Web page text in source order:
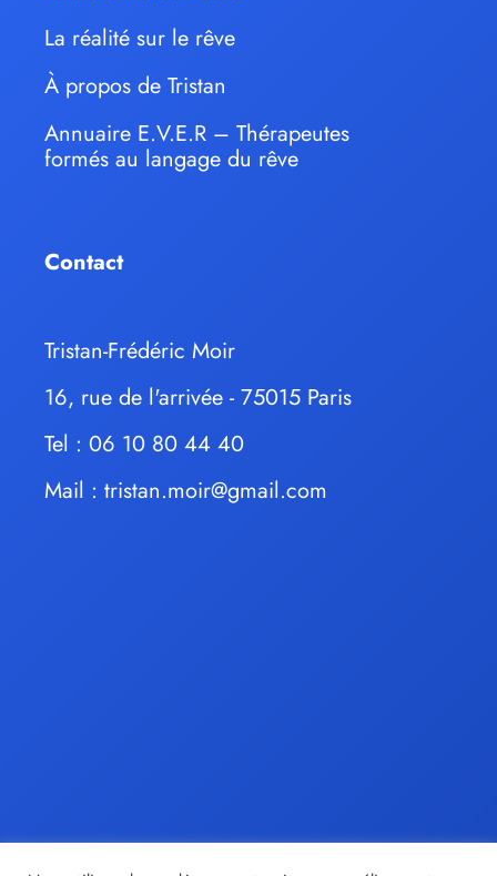
La réalité sur le rêve
À propos de Tristan
Annuaire E.V.E.R – Thérapeutes
formés au langage du rêve
Contact
Tristan-Frédéric Moir
16, rue de l'arrivée - 75015 Paris
Tel : 06 10 80 44 40
Mail : tristan.moir@gmail.com